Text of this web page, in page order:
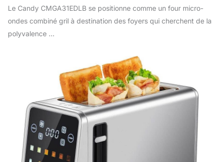
Le Candy CMGA31EDLB se positionne comme un four micro-
ondes combiné gril à destination des foyers qui cherchent de la
polyvalence ...